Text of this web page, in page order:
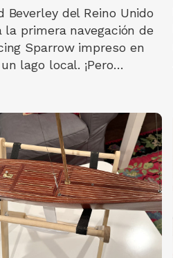
Beverley del Reino Unido
la primera navegación de
Sparrow impreso en
lago local. ¡Pero…